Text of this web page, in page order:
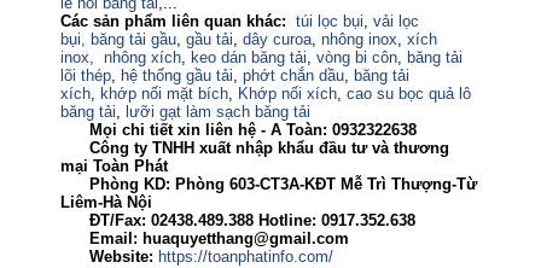
Các sản phẩm liên quan khác: túi lọc bụi, vải lọc
bụi, băng tải gầu, gầu tải, dây curoa, nhông inox, xích
inox, nhông xích, keo dán băng tải, vòng bi côn, băng tải
lõi thép, hệ thống gầu tải, phớt chắn dầu, băng tải
xích, khớp nối mặt bích, Khớp nối xích, cao su bọc quả lô
băng tải, lưỡi gạt làm sạch băng tải
Mọi chi tiết xin liên hệ - A Toàn: 0932322638
Công ty TNHH xuất nhập khẩu đầu tư và thương
mại Toàn Phát
Phòng KD: Phòng 603-CT3A-KĐT Mễ Trì Thượng-Từ
Liêm-Hà Nội
ĐT/Fax: 02438.489.388 Hotline: 0917.352.638
Email: huaquyetthang@gmail.com
Website: https://toanphatinfo.com/